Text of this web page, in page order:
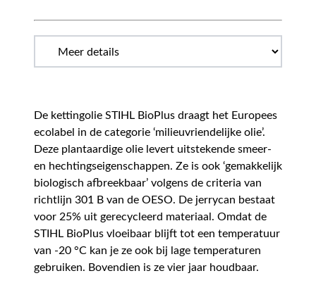
De kettingolie STIHL BioPlus draagt het Europees
ecolabel in de categorie ‘milieuvriendelijke olie’.
Deze plantaardige olie levert uitstekende smeer-
en hechtingseigenschappen. Ze is ook ‘gemakkelijk
biologisch afbreekbaar’ volgens de criteria van
richtlijn 301 B van de OESO. De jerrycan bestaat
voor 25% uit gerecycleerd materiaal. Omdat de
STIHL BioPlus vloeibaar blijft tot een temperatuur
van -20 °C kan je ze ook bij lage temperaturen
gebruiken. Bovendien is ze vier jaar houdbaar.